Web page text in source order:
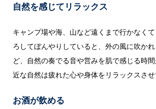
自然を感じてリラックス
キャンプ場や海、山など遠くまで行かなく
ろしてぼんやりしていると、外の風に吹か
ど、自然の奏でる音や営みを肌で感じる時
近な自然は疲れた心や身体をリラックスさせ
お酒が飲める